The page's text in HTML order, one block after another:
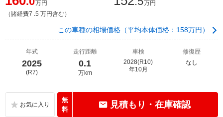
万円
（諸経費7 .5 万円含む）
万円
この車種の相場価格（平均本体価格：158万円）
年式
2025
(R7)
走行距離
0.1
万km
車検
2028(R10)
年10月
修復歴
なし
無
料
見積もり・在庫確認